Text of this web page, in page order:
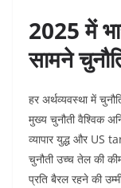
2025 में
सामने
हर अर्थव्यवस्था में
मुख्य चुनौती वैश्विक
व्यापार युद्ध और US
चुनौती उच्च तेल की
प्रति बैरल रहने की